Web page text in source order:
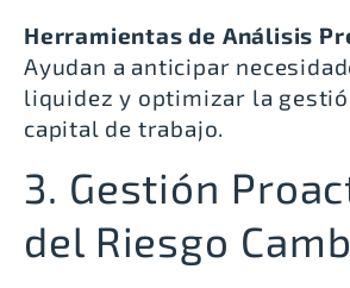
Herramientas de Análisis
Ayudan a anticipar
liquidez y optimizar la
capital de trabajo.
3. Gestión
del Riesgo